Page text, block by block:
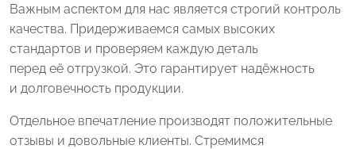
Важным аспектом для нас является строгий контроль
качества. Придерживаемся самых высоких
стандартов и проверяем каждую деталь
перед её отгрузкой. Это гарантирует надёжность
и долговечность продукции.
Отдельное впечатление производят положительные
отзывы и довольные клиенты. Стремимся